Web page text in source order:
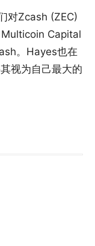
对Zcash (ZEC)
Multicoin Capital
。Hayes也在
视为自己最大的